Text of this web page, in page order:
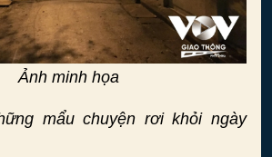
Ảnh minh họa
mẩu chuyện rơi khỏi ngày